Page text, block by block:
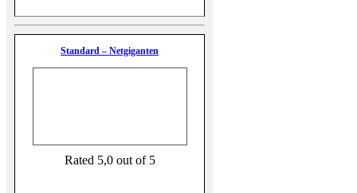
Standard – Netgiganten
Rated 5,0 out of 5